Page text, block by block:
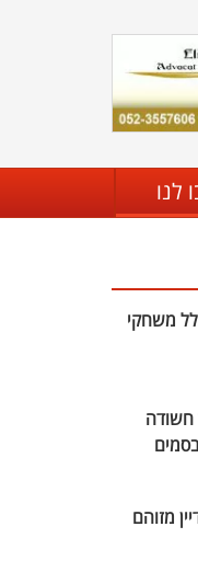
לנו
משחקי
חשודה
מזוהם